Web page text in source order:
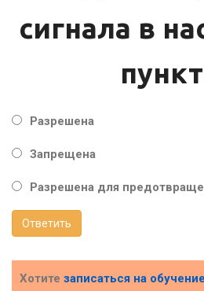
сигнала в
Разрешена
Запрещена
Разрешена для
Ответить
Хотите записаться на